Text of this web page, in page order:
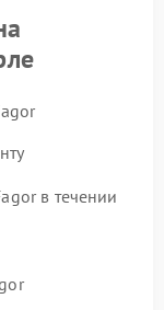
в течении